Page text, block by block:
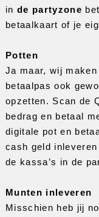
in de partyzone
betaalkaart of je
Potten
Ja maar, wij
betaalpas ook
opzetten. Scan de
bedrag en betaal
digitale pot en
cash geld
de kassa’s in de
Munten inleveren
Misschien heb jij